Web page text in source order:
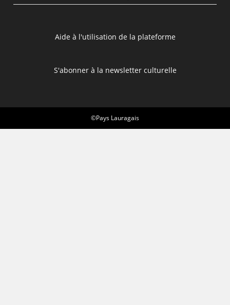
Aide à l'utilisation de la plateforme
S'abonner à la newsletter culturelle
©Pays Lauragais